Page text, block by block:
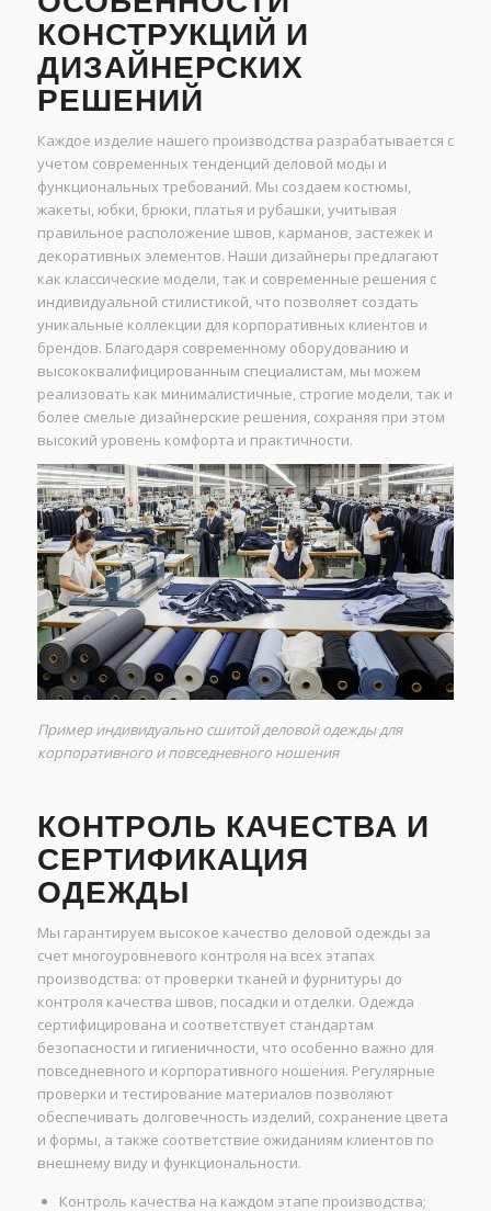
КОНСТРУКЦИЙ И
ДИЗАЙНЕРСКИХ
РЕШЕНИЙ
Каждое изделие нашего производства разрабатывается с
учетом современных тенденций деловой моды и
функциональных требований. Мы создаем костюмы,
жакеты, юбки, брюки, платья и рубашки, учитывая
правильное расположение швов, карманов, застежек и
декоративных элементов. Наши дизайнеры предлагают
как классические модели, так и современные решения с
индивидуальной стилистикой, что позволяет создать
уникальные коллекции для корпоративных клиентов и
брендов. Благодаря современному оборудованию и
высококвалифицированным специалистам, мы можем
реализовать как минималистичные, строгие модели, так и
более смелые дизайнерские решения, сохраняя при этом
высокий уровень комфорта и практичности.
Пример индивидуально сшитой деловой одежды для
корпоративного и повседневного ношения
КОНТРОЛЬ КАЧЕСТВА И
СЕРТИФИКАЦИЯ
ОДЕЖДЫ
Мы гарантируем высокое качество деловой одежды за
счет многоуровневого контроля на всех этапах
производства: от проверки тканей и фурнитуры до
контроля качества швов, посадки и отделки. Одежда
сертифицирована и соответствует стандартам
безопасности и гигиеничности, что особенно важно для
повседневного и корпоративного ношения. Регулярные
проверки и тестирование материалов позволяют
обеспечивать долговечность изделий, сохранение цвета
и формы, а также соответствие ожиданиям клиентов по
внешнему виду и функциональности.
Контроль качества на каждом этапе производства;